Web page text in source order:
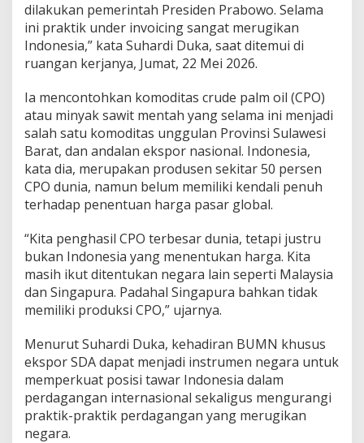
s
i
T
e
k
n
U
n
d
e
r
n
v
i
c
i
n
g
E
s
o
r
C
P
dilakukan pemerintah Presiden Prabowo. Selama
ini praktik under invoicing sangat merugikan
Indonesia,” kata Suhardi Duka, saat ditemui di
ruangan kerjanya, Jumat, 22 Mei 2026.
Ia mencontohkan komoditas crude palm oil (CPO)
atau minyak sawit mentah yang selama ini menjadi
salah satu komoditas unggulan Provinsi Sulawesi
Barat, dan andalan ekspor nasional. Indonesia,
kata dia, merupakan produsen sekitar 50 persen
CPO dunia, namun belum memiliki kendali penuh
terhadap penentuan harga pasar global.
“Kita penghasil CPO terbesar dunia, tetapi justru
bukan Indonesia yang menentukan harga. Kita
masih ikut ditentukan negara lain seperti Malaysia
dan Singapura. Padahal Singapura bahkan tidak
memiliki produksi CPO,” ujarnya.
Menurut Suhardi Duka, kehadiran BUMN khusus
ekspor SDA dapat menjadi instrumen negara untuk
memperkuat posisi tawar Indonesia dalam
perdagangan internasional sekaligus mengurangi
praktik-praktik perdagangan yang merugikan
negara.